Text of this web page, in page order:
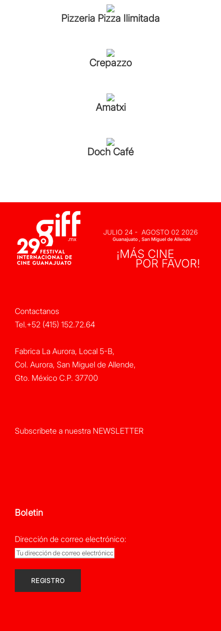
Pizzeria Pizza Ilimitada
Crepazzo
Amatxi
Doch Café
Contactanos
Tel.+52 (415) 152.72.64
Fabrica La Aurora, Local 5-B,
Col. Aurora, San Miguel de Allende,
Gto. México C.P. 37700
Subscribete a nuestra NEWSLETTER
Boletin
Dirección de correo electrónico: